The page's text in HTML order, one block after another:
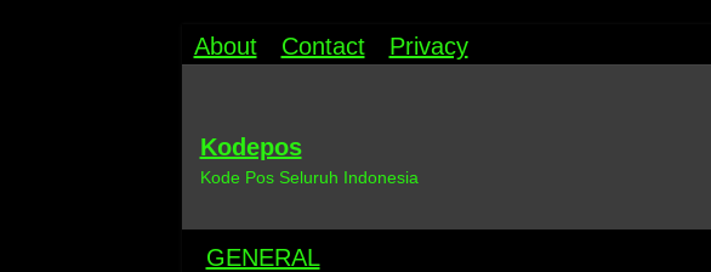
About Contact Privacy
Kodepos
Kode Pos Seluruh Indonesia
GENERAL